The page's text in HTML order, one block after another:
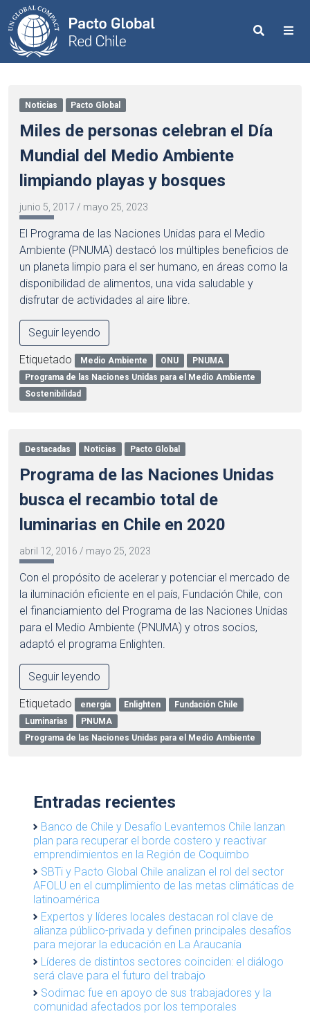
Search
Noticias Pacto Global
Miles de personas celebran el Día
Mundial del Medio Ambiente
limpiando playas y bosques
junio 5, 2017 / mayo 25, 2023
El Programa de las Naciones Unidas para el Medio
Ambiente (PNUMA) destacó los múltiples beneficios de
un planeta limpio para el ser humano, en áreas como la
disponibilidad de alimentos, una vida saludable y
disfrutar de actividades al aire libre.
Seguir leyendo
Etiquetado Medio Ambiente ONU
PNUMA
Programa de las Naciones Unidas para el Medio Ambiente
Sostenibilidad
Destacadas Noticias Pacto Global
Programa de las Naciones Unidas
busca el recambio total de
luminarias en Chile en 2020
abril 12, 2016 / mayo 25, 2023
Con el propósito de acelerar y potenciar el mercado de
la iluminación eficiente en el país, Fundación Chile, con
el financiamiento del Programa de las Naciones Unidas
para el Medio Ambiente (PNUMA) y otros socios,
adaptó el programa Enlighten.
Seguir leyendo
Etiquetado energía Enlighten
Fundación Chile
Luminarias
PNUMA
Programa de las Naciones Unidas para el Medio Ambiente
Entradas recientes
Banco de Chile y Desafío Levantemos Chile lanzan
plan para recuperar el borde costero y reactivar
emprendimientos en la Región de Coquimbo
SBTi y Pacto Global Chile analizan el rol del sector
AFOLU en el cumplimiento de las metas climáticas de
latinoamérica
Expertos y líderes locales destacan rol clave de
alianza público-privada y definen principales desafíos
para mejorar la educación en La Araucanía
Líderes de distintos sectores coinciden: el diálogo
será clave para el futuro del trabajo
Sodimac fue en apoyo de sus trabajadores y la
comunidad afectados por los temporales